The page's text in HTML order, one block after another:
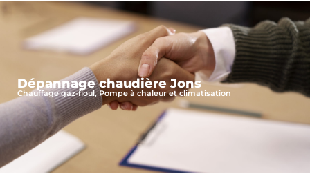
Dépannage chaudière Jons
Chauffage gaz-fioul, Pompe à chaleur et climatisation